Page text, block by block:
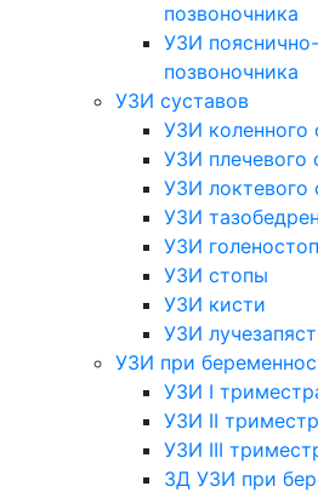
позвоночника
УЗИ
позвоночника
УЗИ суставов
УЗИ коленного
УЗИ плечевого
УЗИ локтевого
УЗИ
УЗИ
УЗИ стопы
УЗИ кисти
УЗИ
УЗИ при
УЗИ I
УЗИ II
УЗИ III
3Д УЗИ при